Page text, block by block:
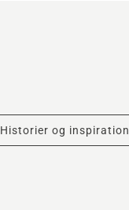
Historier og inspiration